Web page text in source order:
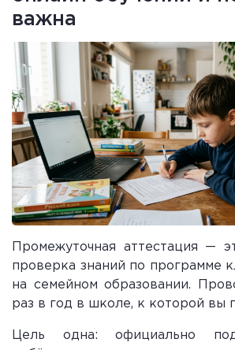
важна
Промежуточная аттестация —
проверка знаний по программе
на семейном образовании.
раз в год в школе, к которой вы
Цель одна: официально